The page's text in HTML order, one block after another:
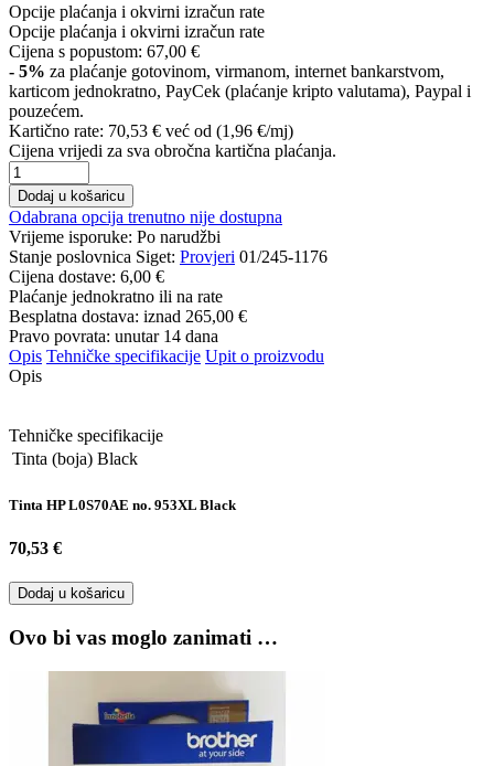
Opcije plaćanja i okvirni izračun rate
Opcije plaćanja i okvirni izračun rate
Cijena s popustom: 67,00 €
- 5% za plaćanje gotovinom, virmanom, internet bankarstvom,
karticom jednokratno, PayCek (plaćanje kripto valutama), Paypal i
pouzećem.
Kartično rate: 70,53 € već od (1,96 €/mj)
Cijena vrijedi za sva obročna kartična plaćanja.
Dodaj u košaricu
Odabrana opcija trenutno nije dostupna
Vrijeme isporuke: Po narudžbi
Stanje poslovnica Siget: Provjeri 01/245-1176
Cijena dostave: 6,00 €
Plaćanje jednokratno ili na rate
Besplatna dostava: iznad 265,00 €
Pravo povrata: unutar 14 dana
Opis Tehničke specifikacije Upit o proizvodu
Opis
Tehničke specifikacije
Tinta (boja) Black
Tinta HP L0S70AE no. 953XL Black
70,53 €
Dodaj u košaricu
Ovo bi vas moglo zanimati …